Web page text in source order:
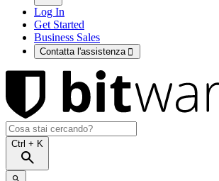
Log In
Get Started
Business Sales
Contatta l'assistenza 
Ctrl + K